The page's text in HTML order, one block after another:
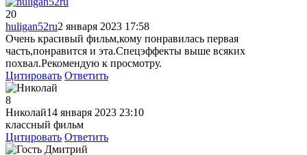
20
huligan52ru2 января 2023 17:58
Очень красивый фильм,кому понравилась первая
часть,понравится и эта.Спецэффекты выше всяких
похвал.Рекомендую к просмотру.
Цитировать Ответить
8
Николай14 января 2023 23:10
классный фильм
Цитировать Ответить